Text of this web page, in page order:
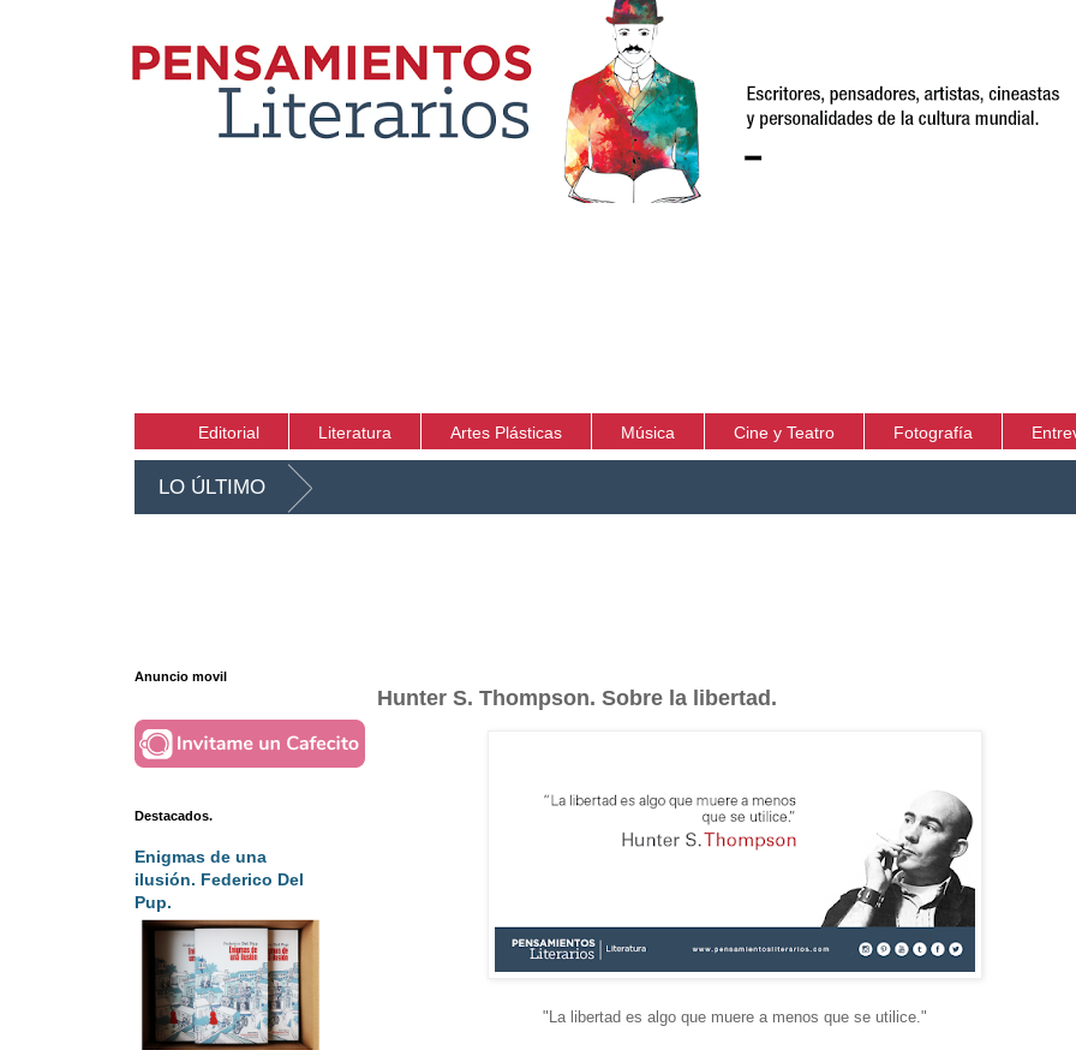
Editorial Literatura Artes Plásticas Música Cine y Teatro Fotografía
LO ÚLTIMO
Hunter S. Thompson. Sobre la libertad.
"La libertad es algo que muere a menos que se utilice. "
Anuncio movil
Destacados.
Enigmas de una
ilusión. Federico Del
Pup.